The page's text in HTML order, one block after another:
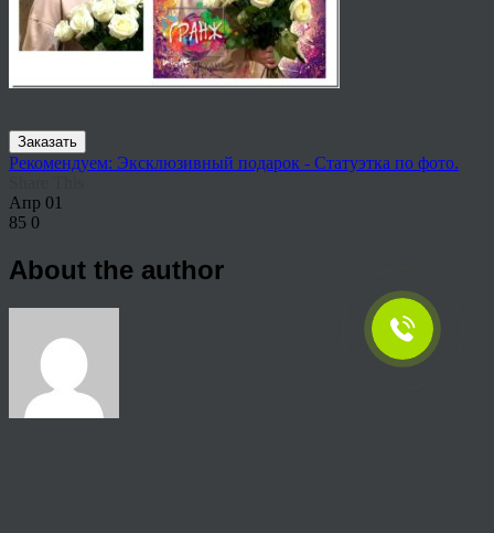
Заказать
Рекомендуем: Эксклюзивный подарок - Статуэтка по фото.
Апр 01
85 0
About the author